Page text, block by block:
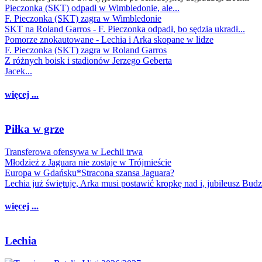
Pieczonka (SKT) odpadł w Wimbledonie, ale...
F. Pieczonka (SKT) zagra w Wimbledonie
SKT na Roland Garros - F. Pieczonka odpadł, bo sędzia ukradł...
Pomorze znokautowane - Lechia i Arka skopane w lidze
F. Pieczonka (SKT) zagra w Roland Garros
Z różnych boisk i stadionów Jerzego Geberta
Jacek...
więcej ...
Piłka w grze
Transferowa ofensywa w Lechii trwa
Młodzież z Jaguara nie zostaje w Trójmieście
Europa w Gdańsku*Stracona szansa Jaguara?
Lechia już świętuje, Arka musi postawić kropkę nad i, jubileusz
więcej ...
Lechia